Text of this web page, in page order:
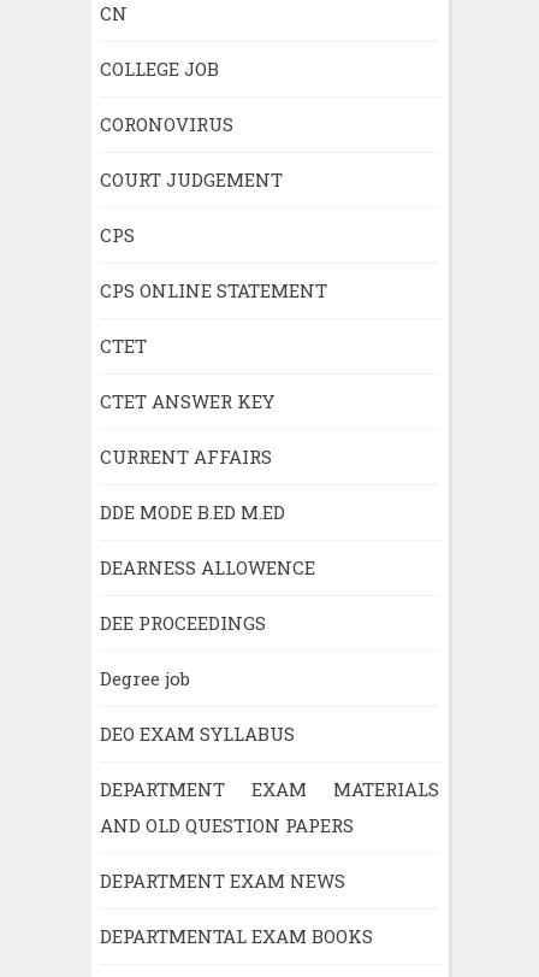
CN
COLLEGE JOB
CORONOVIRUS
COURT JUDGEMENT
CPS
CPS ONLINE STATEMENT
CTET
CTET ANSWER KEY
CURRENT AFFAIRS
DDE MODE B.ED M.ED
DEARNESS ALLOWENCE
DEE PROCEEDINGS
Degree job
DEO EXAM SYLLABUS
DEPARTMENT EXAM MATERIALS
AND OLD QUESTION PAPERS
DEPARTMENT EXAM NEWS
DEPARTMENTAL EXAM BOOKS